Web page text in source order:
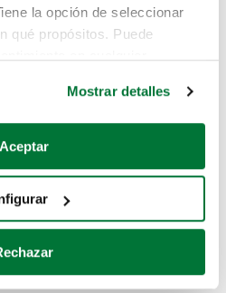
la opción de seleccionar
qué propósitos. Puede
sobre su ubicación geográfica
analizándolo activamente
específicas (huellas
sobre cómo se procesan sus
Mostrar detalles
Aceptar
el coche que estás
estos enlaces: